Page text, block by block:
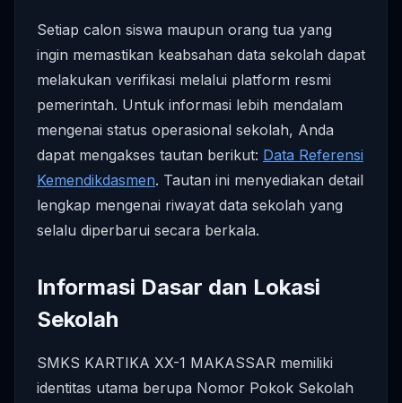
Setiap calon siswa maupun orang tua yang
ingin memastikan keabsahan data sekolah dapat
melakukan verifikasi melalui platform resmi
pemerintah. Untuk informasi lebih mendalam
mengenai status operasional sekolah, Anda
dapat mengakses tautan berikut: Data Referensi
Kemendikdasmen. Tautan ini menyediakan detail
lengkap mengenai riwayat data sekolah yang
selalu diperbarui secara berkala.
Informasi Dasar dan Lokasi
Sekolah
SMKS KARTIKA XX-1 MAKASSAR memiliki
identitas utama berupa Nomor Pokok Sekolah